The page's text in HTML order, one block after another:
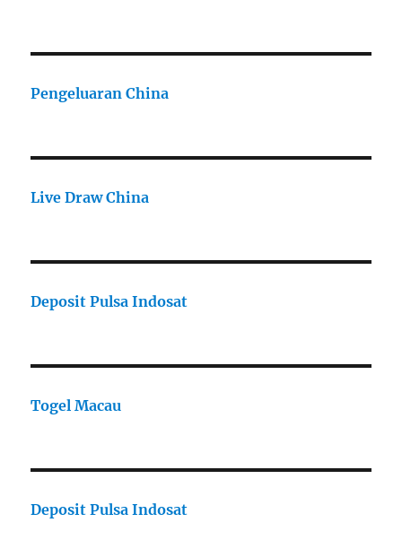
Pengeluaran China
Live Draw China
Deposit Pulsa Indosat
Togel Macau
Deposit Pulsa Indosat